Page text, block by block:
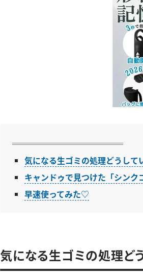
気になる生ゴミの処理どうして
キャンドゥで見つけた「シンク
早速使ってみた♡
気になる生ゴミの処理ど